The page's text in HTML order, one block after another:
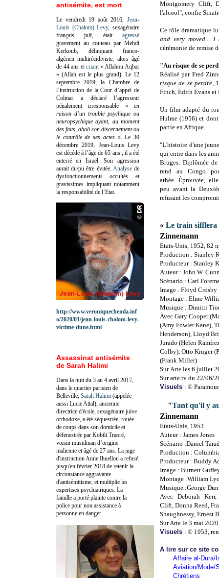
Montgomery Clift,
l'alcool", confie
Ce rôle dramatique
and very moved... I
cérémonie de remise
"Au risque de se
Réalisé par Fred
risque de se perdre,
Finch, Edith Evans et
Un film adapté du
Hulme (1956) et
partie en Afrique.
"L'histoire d'une
qui entre dans les
Bruges. Diplômée
rend au Congo
athée. Éprouvée,
peu avant la
refusant les
« Le train sifflera
Zinnemann
Etats-Unis, 1952, 82
Production : Stanley
Producteur : Stanley
Auteur : John W.
Scénario : Carl
Image : Floyd Crosby
Montage : Elmo
Musique : Dimitri
Avec Gary Cooper
(Amy Fowler Kane),
Henderson), Lloyd
Jurado (Helen
Colby), Otto Kruger
(Frank Miller)
SurArte les 6 juillet
Sur arte.tv du 22/06/
Visuels : ©
"Tant qu'il y
Zinnemann
Etats-Unis, 1953
Auteur : James Jones
Scénario :Daniel
Production :
Producteur : Buddy
Image : Burnett
Montage :William
Musique :George
Avec Deborah
Clift, Donna Reed,
Shaughnessy, Ernest
Sur Arte le 3 mai
Visuels : © 1953,
A lire sur ce site
Affaire al-Dura/
Aviation/Mode/
Chrétiens
antisémite, est mort
Le vendredi 19 août 2016, Jean-
Louis (Chalom) Levy, sexagénaire
français juif, était agressé
gravement au couteau par Mehdi
Kerkoub, délinquant franco-
algérien multirécidiviste, alors âgé
de 44 ans etcriant « Allahou Aqbar
» (Allah est le plus grand). Le 12
septembre 2019, la Chambre de
l’instruction de la Cour d’appel de
Colmar a déclaré l’agresseur
pénalement irresponsable «en
raison d’un trouble psychique ou
neuropsychique ayant, au moment
des faits, aboli son discernement ou
le contrôle de ses actes». Le 30
décembre 2019, Jean-Louis Levy
est décédé à l’âge de 65 ans ; il a été
enterré en Israël. Son agression
aurait du/pu être évitée. Analysede
dysfonctionnements occultés et
gravissimes impliquant notamment
la responsabilité de l’Etat.
http://www.veroniquechemla.inf
o/2020/01/jean-louis-chalom-levy-
victime-dune.html
Assassinat antisémite
de Sarah Halimi
Dans la nuit du 3 au 4 avril 2017,
dans le quartier parisien de
Belleville, Sarah Halimi (appelée
aussi Lucie Attal), ancienne
directrice d'école, sexagénaire juive
orthodoxe, a été séquestrée, rouée
de coups dans son domicile et
défenestrée par Kobili Traoré,
voisin musulman d’origine
malienne et âgé de 27 ans. La juge
d'instruction Anne Ihuellou a refusé
jusqu'en février 2018 de retenir la
circonstance aggravante
d'antisémitisme, et multiplie les
expertises psychiatriques. La
famille a porté plainte contre la
police pour non assistance à
personne en danger.